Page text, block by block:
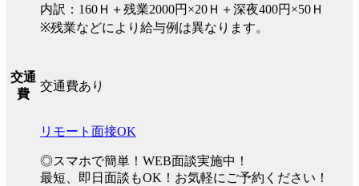
内訳：160Ｈ＋残業2000円×20Ｈ＋深夜400円×50Ｈ
※残業などにより給与例は異なります。
交通
費
交通費あり
リモート面接OK
◎スマホで簡単！WEB面談実施中！
最短、即日面談もOK！お気軽にご予約ください！